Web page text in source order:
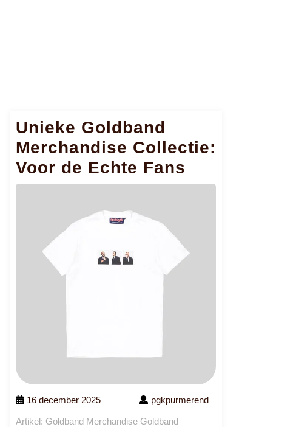
Unieke Goldband
Merchandise Collectie:
Voor de Echte Fans
16 december 2025 pgkpurmerend
Artikel: Goldband Merchandise Goldband